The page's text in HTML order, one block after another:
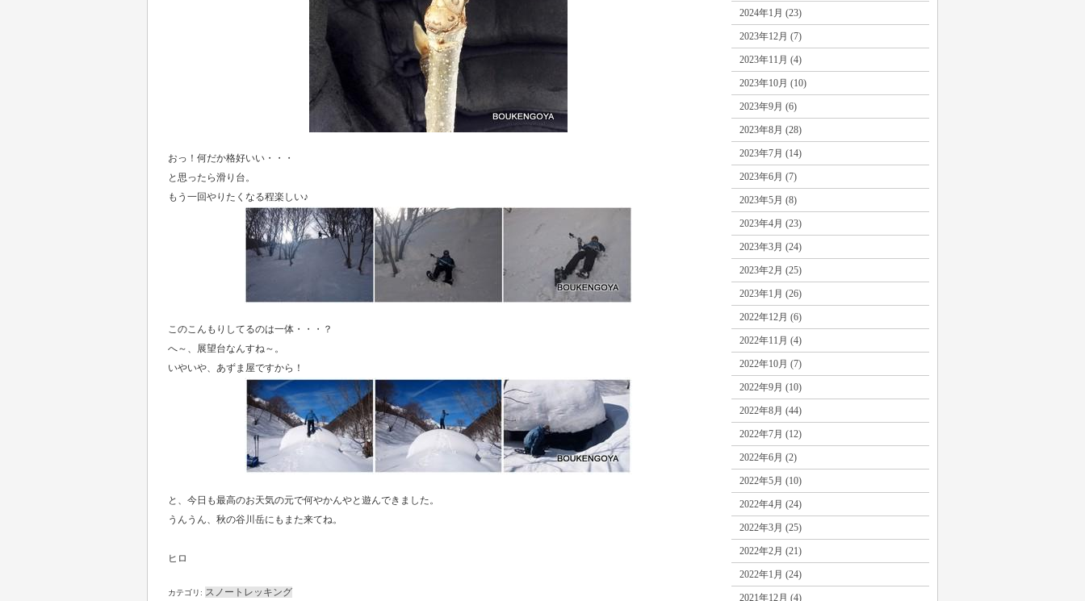
おっ！何だか格好いい・・・
と思ったら滑り台。
もう一回やりたくなる程楽しい♪
このこんもりしてるのは一体・・・？
へ～、展望台なんすね～。
いやいや、あずま屋ですから！
と、今日も最高のお天気の元で何やかんやと遊んできました。
うんうん、秋の谷川岳にもまた来てね。
ヒロ
カテゴリ: スノートレッキング
2024年1月 (23)
2023年12月 (7)
2023年11月 (4)
2023年10月 (10)
2023年9月 (6)
2023年8月 (28)
2023年7月 (14)
2023年6月 (7)
2023年5月 (8)
2023年4月 (23)
2023年3月 (24)
2023年2月 (25)
2023年1月 (26)
2022年12月 (6)
2022年11月 (4)
2022年10月 (7)
2022年9月 (10)
2022年8月 (44)
2022年7月 (12)
2022年6月 (2)
2022年5月 (10)
2022年4月 (24)
2022年3月 (25)
2022年2月 (21)
2022年1月 (24)
2021年12月 (4)